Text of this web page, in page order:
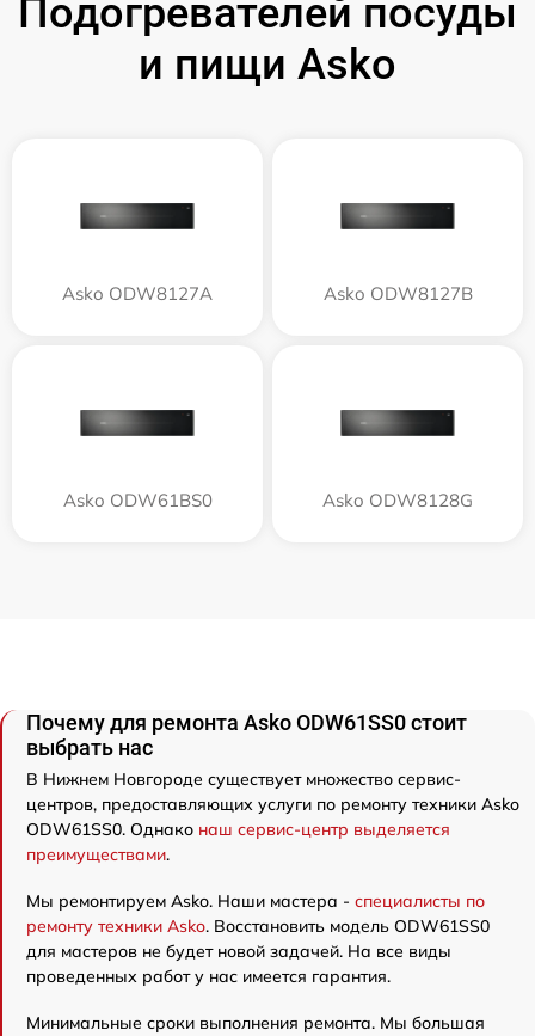
Подогревателей посуды
и пищи Asko
Asko ODW8127A Asko ODW8127B
Asko ODW61BS0 Asko ODW8128G
Почему для ремонта Asko ODW61SS0 стоит
выбрать нас
В Нижнем Новгороде существует множество сервис-
центров, предоставляющих услуги по ремонту техники Asko
ODW61SS0. Однако наш сервис-центр выделяется
преимуществами.
Мы ремонтируем Asko. Наши мастера - специалисты по
ремонту техники Asko. Восстановить модель ODW61SS0
для мастеров не будет новой задачей. На все виды
проведенных работ у нас имеется гарантия.
Минимальные сроки выполнения ремонта. Мы большая